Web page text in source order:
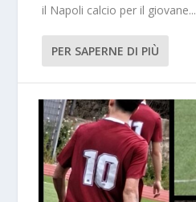
il Napoli calcio per il giovane...
PER SAPERNE DI PIÙ